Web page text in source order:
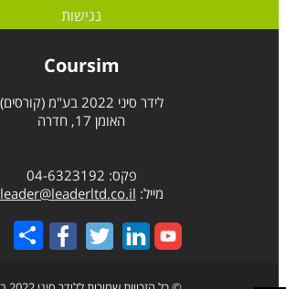
נגישות
Coursim
לידר סיני 2022 בע"מ (קורסים)
האומן 17, חדרה
פקס: 04-6323192
מייל: leader@leaderltd.co.il
Share